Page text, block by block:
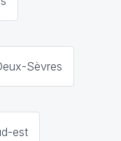
Sèvres
est